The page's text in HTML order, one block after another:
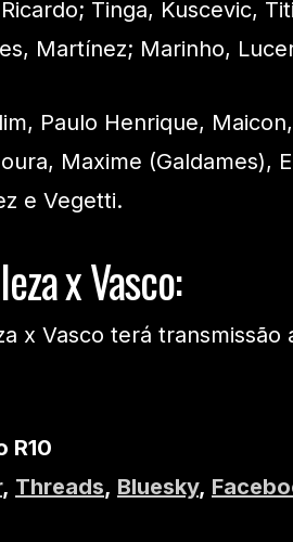
Tinga, Kuscevic,
Martínez; Marinho,
Paulo Henrique,
Maxime (Galdames),
e Vegetti.
x Vasco:
x Vasco terá transmissão
R10
, Threads, Bluesky,